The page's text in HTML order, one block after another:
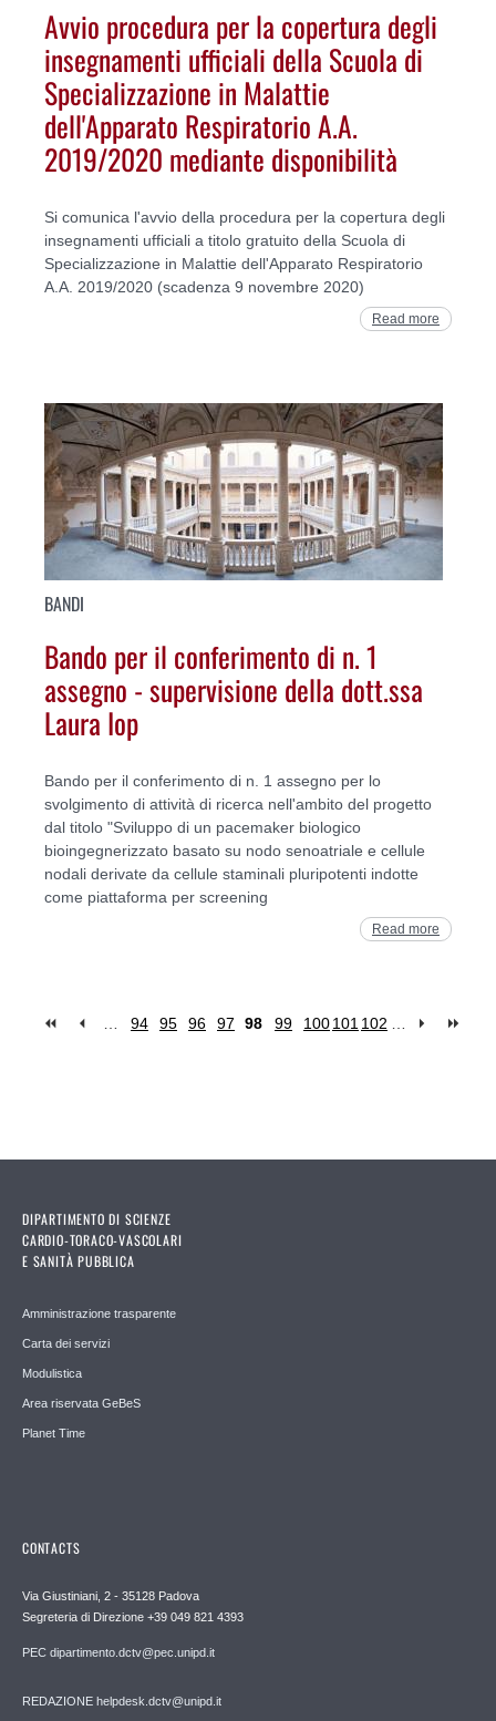
Avvio procedura per la copertura degli
insegnamenti ufficiali della Scuola di
Specializzazione in Malattie
dell'Apparato Respiratorio A.A.
2019/2020 mediante disponibilità
Si comunica l'avvio della procedura per la copertura degli
insegnamenti ufficiali a titolo gratuito della Scuola di
Specializzazione in Malattie dell'Apparato Respiratorio
A.A. 2019/2020 (scadenza 9 novembre 2020)
Read more
BANDI
Bando per il conferimento di n. 1
assegno - supervisione della dott.ssa
Laura Iop
Bando per il conferimento di n. 1 assegno per lo
svolgimento di attività di ricerca nell'ambito del progetto
dal titolo "Sviluppo di un pacemaker biologico
bioingegnerizzato basato su nodo senoatriale e cellule
nodali derivate da cellule staminali pluripotenti indotte
come piattaforma per screening
Read more
94 95 96 97 98 99 100101 102
DIPARTIMENTO DI SCIENZE
CARDIO-TORACO-VASCOLARI
E SANITÀ PUBBLICA
Amministrazione trasparente
Carta dei servizi
Modulistica
Area riservata GeBeS
Planet Time
CONTACTS
Via Giustiniani, 2 - 35128 Padova
Segreteria di Direzione +39 049 821 4393
PEC dipartimento.dctv@pec.unipd.it
REDAZIONE helpdesk.dctv@unipd.it